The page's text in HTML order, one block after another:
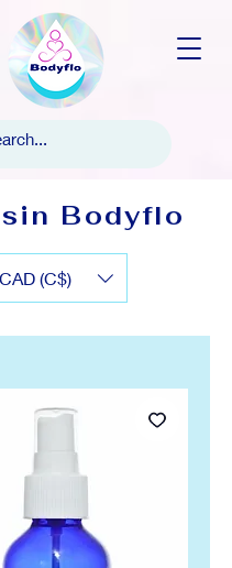
Bodyflo
CAD (C$)